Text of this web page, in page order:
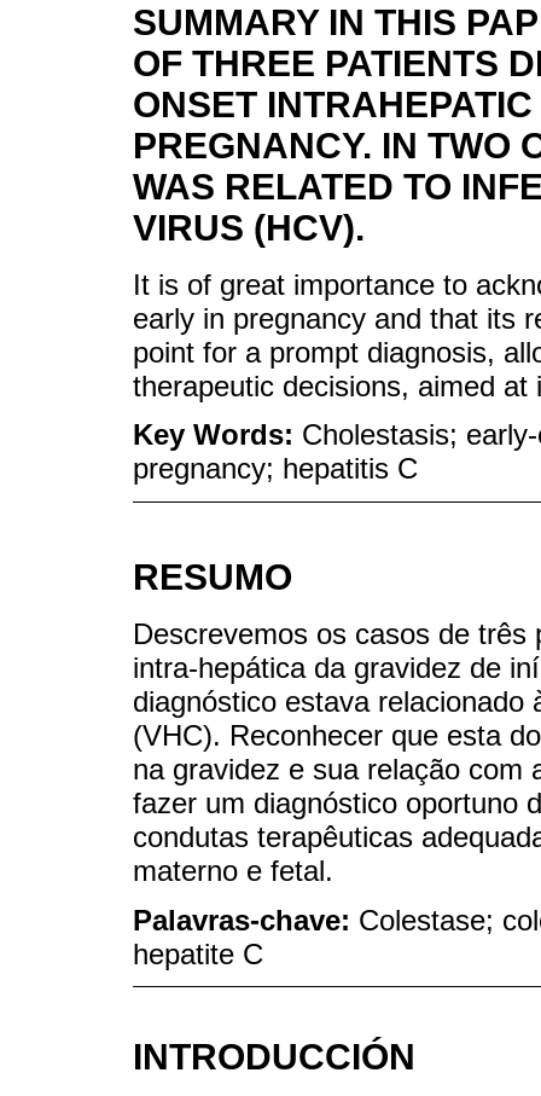
SUMMARY IN THIS
OF THREE PATIENTS
ONSET
PREGNANCY. IN TWO
WAS RELATED TO
VIRUS (HCV).
It is of great importance to
early in pregnancy and that its
point for a prompt diagnosis,
therapeutic decisions, aimed
Key Words: Cholestasis;
pregnancy; hepatitis C
RESUMO
Descrevemos os casos de
intra-hepática da gravidez de
diagnóstico estava
(VHC). Reconhecer que esta
na gravidez e sua relação com
fazer um diagnóstico oportuno
condutas terapêuticas
materno e fetal.
Palavras-chave: Colestase;
hepatite C
INTRODUCCIÓN